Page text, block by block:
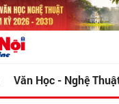
Văn Học - Nghệ